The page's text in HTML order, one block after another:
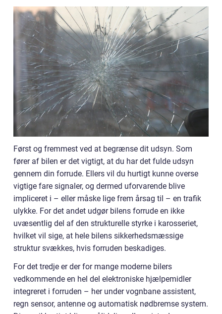
Først og fremmest ved at begrænse dit udsyn. Som
fører af bilen er det vigtigt, at du har det fulde udsyn
gennem din forrude. Ellers vil du hurtigt kunne overse
vigtige fare signaler, og dermed uforvarende blive
impliceret i – eller måske lige frem årsag til – en trafik
ulykke. For det andet udgør bilens forrude en ikke
uvæsentlig del af den strukturelle styrke i karosseriet,
hvilket vil sige, at hele bilens sikkerhedsmæssige
struktur svækkes, hvis forruden beskadiges.
For det tredje er der for mange moderne bilers
vedkommende en hel del elektroniske hjælpemidler
integreret i forruden – her under vognbane assistent,
regn sensor, antenne og automatisk nødbremse system.